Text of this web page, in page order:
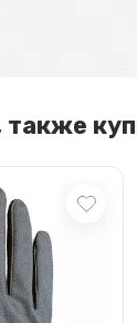
также